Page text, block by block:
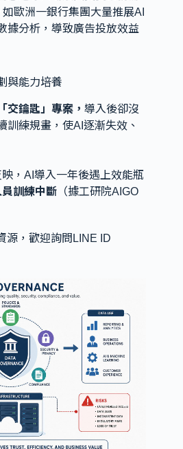
如歐洲一銀行集團大量推展AI
據分析，導致廣告投放效益
與能力培養
交鑰匙」專案， 導入後卻沒
訓練規畫，使AI逐漸失效、
，AI導入一年後遇上效能瓶
訓練中斷 （據工研院AIGO
源，歡迎詢問LINE ID